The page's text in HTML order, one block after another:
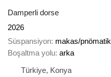
Damperli dorse
2026
Süspansiyon makas/pnömatik
Boşaltma yolu arka
Türkiye, Konya